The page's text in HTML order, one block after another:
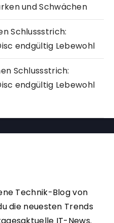
und Schwächen
Schlussstrich:
endgültig Lebewohl
Schlussstrich:
endgültig Lebewohl
Technik-Blog von
die neuesten Trends
IT-News.